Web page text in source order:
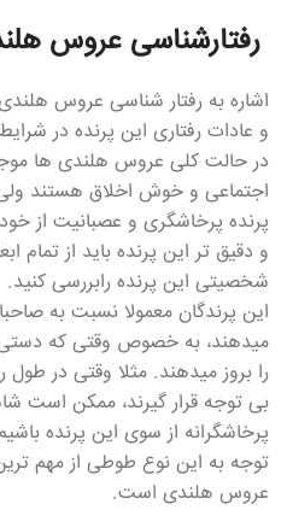
رفتارشناسی عروس
اشاره به رفتار شناسی عروس
و عادات رفتاری این پرنده در
در حالت کلی عروس هلندی ها
اجتماعی و خوش اخلاق هستند
پرنده پرخاشگری و عصبانیت از
و دقیق تر این پرنده باید از تمام
شخصیتی این پرنده رابررسی کنید.
این پرندگان معمولا نسبت به
میدهند، به خصوص وقتی که دستی
را بروز میدهند. مثلا وقتی در
بی توجه قرار گیرند، ممکن است
پرخاشگرانه از سوی این پرنده
توجه به این نوع طوطی از مهم
عروس هلندی است.